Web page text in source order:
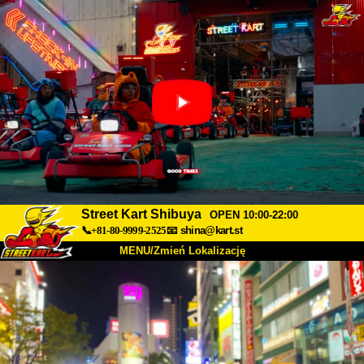
Street Kart Shibuya
OPEN 10:00-22:00
📞+81-80-9999-2525📧 shina@kart.st
MENU/Zmień Lokalizację
TOP
O nas Specyfikacja Cena
Dojazd Opinie FAQ